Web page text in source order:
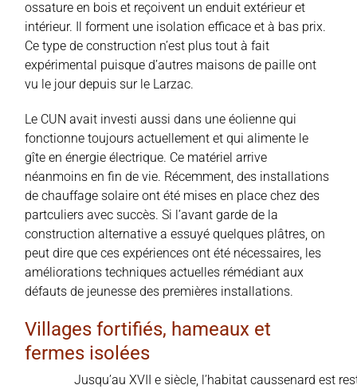
ossature en bois et reçoivent un enduit extérieur et
intérieur. Il forment une isolation efficace et à bas prix.
Ce type de construction n’est plus tout à fait
expérimental puisque d’autres maisons de paille ont
vu le jour depuis sur le Larzac.
Le CUN avait investi aussi dans une éolienne qui
fonctionne toujours actuellement et qui alimente le
gîte en énergie électrique. Ce matériel arrive
néanmoins en fin de vie. Récemment, des installations
de chauffage solaire ont été mises en place chez des
partculiers avec succès. Si l’avant garde de la
construction alternative a essuyé quelques plâtres, on
peut dire que ces expériences ont été nécessaires, les
améliorations techniques actuelles rémédiant aux
défauts de jeunesse des premières installations.
Villages fortifiés, hameaux et
fermes isolées
Jusqu’au XVII e siècle, l’habitat caussenard est